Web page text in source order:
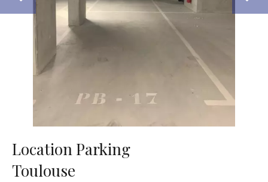
Location Parking
Toulouse